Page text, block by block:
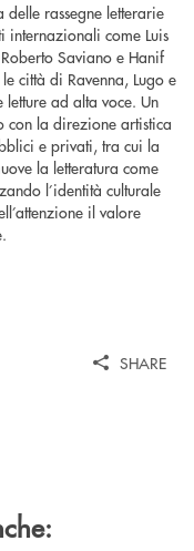
rassegne letterarie
come Luis
Saviano e Hanif
città di Ravenna, Lugo e
ad alta voce. Un
con la direzione artistica
e privati, tra cui la
la letteratura come
l’identità culturale
il valore
SHARE